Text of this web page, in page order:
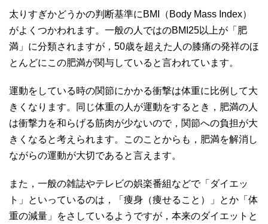
太りすぎかどうかの判断基準にBMI（Body Mass Index）
がよくつかわれます。一般の人ではのBMI25以上が「肥
満」に分類されますが，50歳を超えた人の膝痛の発祥のほ
とんどにこの肥満が関与していると言われています。
運動をしている時の関節にかかる衝撃は体重に比例して大
きくなります。同じ体重の人が運動をするとき，肥満の人
は衝撃力を和らげる筋肉が少ないので，関節への負担が大
きくなると考えられます。このことからも，肥満を解消し
ながらの運動が大切であると言えます。
また，一般の雑誌やテレビの娯楽番組などで「ダイエッ
ト」といっているのは，「痩身（痩せること）」とか「体
重の減量」をさしているようですが，本来のダイエットと